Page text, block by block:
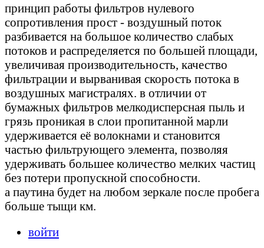
принцип работы фильтров нулевого
сопротивления прост - воздушный поток
разбивается на большое количество слабых
потоков и распределяется по большей площади,
увеличивая производительность, качество
фильтрации и вырванивая скорость потока в
воздушных магистралях. в отличии от
бумажных фильтров мелкодисперсная пыль и
грязь проникая в слои пропитанной марли
удерживается её волокнами и становится
частью фильтрующего элемента, позволяя
удерживать большее количество мелких частиц
без потери пропускной способности.
а паутина будет на любом зеркале после пробега
больше тыщи км.
войти